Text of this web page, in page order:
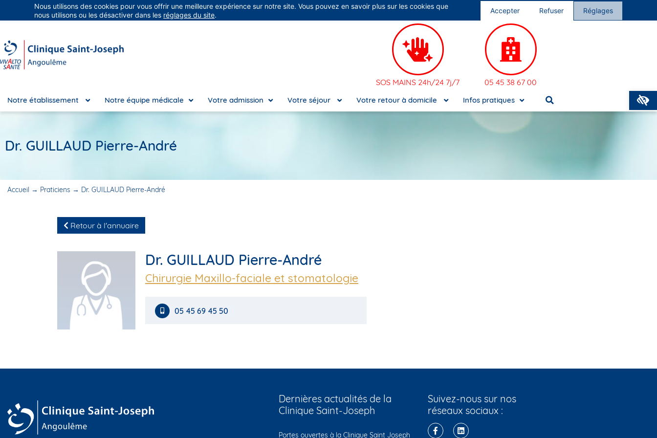
Groupe Vivalto Santé Entre nous, la vie Nos cliniques Nous rejoindre
SOS MAINS 24h/24 7j/7 05 45 38 67 00
Notre établissement Notre équipe médicale Votre admission Votre séjour Votre retour à domicile Infos pratiques
Dr. GUILLAUD Pierre-André
Accueil → Praticiens → Dr. GUILLAUD Pierre-André
Retour à l'annuaire
Dr. GUILLAUD Pierre-André
Chirurgie Maxillo-faciale et stomatologie
05 45 69 45 50
Dernières actualités de la
Clinique Saint-Joseph
Portes ouvertes à la Clinique Saint Joseph
Suivez-nous sur nos
réseaux sociaux :
Nous utilisons des cookies pour vous offrir une meilleure expérience sur notre site. Vous pouvez en savoir plus sur les cookies que
nous utilisons ou les désactiver dans les réglages du site.
Accepter Refuser Réglages